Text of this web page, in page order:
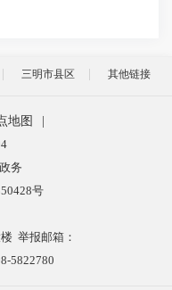
三明市县区 其他链接
地图
务
号
举报邮箱：
5822780